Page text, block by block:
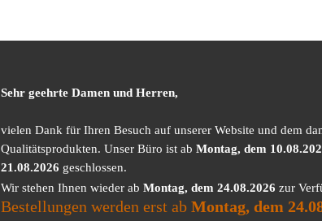
Sehr geehrte Damen und Herren,
vielen Dank für Ihren Besuch auf unserer Website und dem
Qualitätsprodukten. Unser Büro ist ab Montag, dem
21.08.2026 geschlossen.
Wir stehen Ihnen wieder ab Montag, dem 24.08.2026 zur
Bestellungen werden erst ab Montag, dem